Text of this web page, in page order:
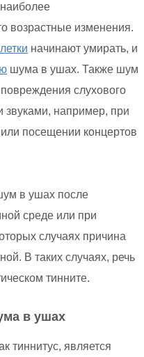
возрастные изменения.
начинают умирать, и
шума в ушах. Также шум
слухового
звуками, например, при
посещении концертов
в ушах после
среде или при
случаях причина
В таких случаях, речь
тинните.
в ушах
тиннитус, является